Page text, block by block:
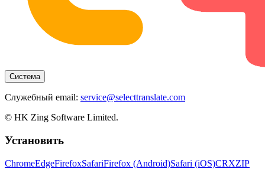
Система
Служебный email: service@selecttranslate.com
© HK Zing Software Limited.
Установить
ChromeEdgeFirefoxSafariFirefox (Android)Safari (iOS)CRXZIP